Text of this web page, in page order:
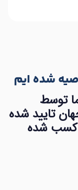
شده ایم
توسط
تایید شده
کسب شده